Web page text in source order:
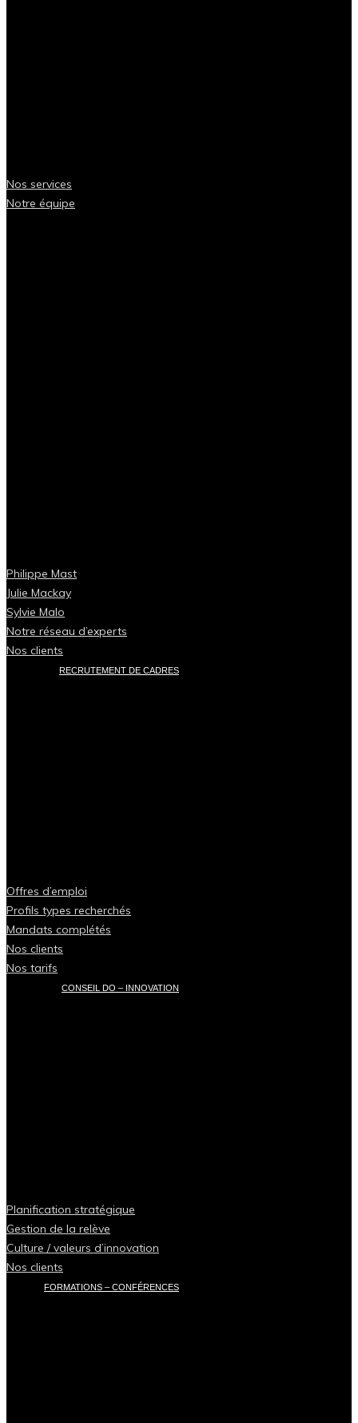
Nos services
Notre équipe
Philippe Mast
Julie Mackay
Sylvie Malo
Notre réseau d’experts
Nos clients
RECRUTEMENT DE CADRES
Offres d’emploi
Profils types recherchés
Mandats complétés
Nos clients
Nos tarifs
CONSEIL DO – INNOVATION
Planification stratégique
Gestion de la relève
Culture / valeurs d’innovation
Nos clients
FORMATIONS – CONFÉRENCES